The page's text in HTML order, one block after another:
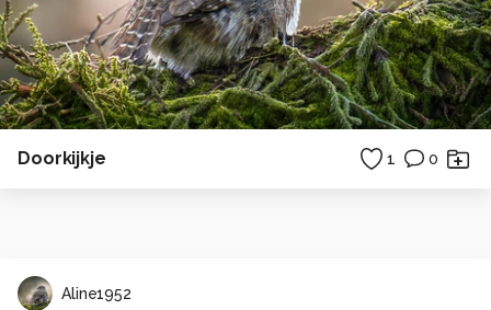
Doorkijkje 1 0
Aline1952